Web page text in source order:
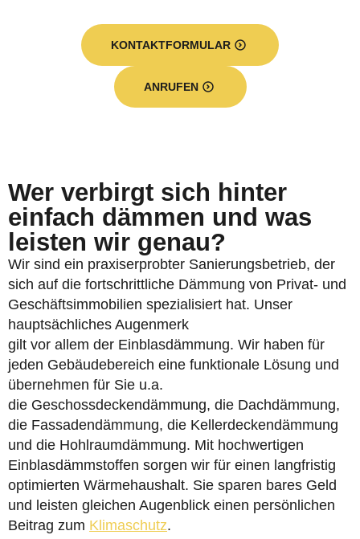
KONTAKTFORMULAR
ANRUFEN
Wer verbirgt sich hinter
einfach dämmen und was
leisten wir genau?
Wir sind ein praxiserprobter Sanierungsbetrieb, der
sich auf die fortschrittliche Dämmung von Privat- und
Geschäftsimmobilien spezialisiert hat. Unser
hauptsächliches Augenmerk
gilt vor allem der Einblasdämmung. Wir haben für
jeden Gebäudebereich eine funktionale Lösung und
übernehmen für Sie u.a.
die Geschossdeckendämmung, die Dachdämmung,
die Fassadendämmung, die Kellerdeckendämmung
und die Hohlraumdämmung. Mit hochwertigen
Einblasdämmstoffen sorgen wir für einen langfristig
optimierten Wärmehaushalt. Sie sparen bares Geld
und leisten gleichen Augenblick einen persönlichen
Beitrag zum Klimaschutz.